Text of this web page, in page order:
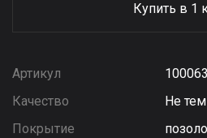
Купить в 1
Артикул
100063
Качество
Не
Покрытие